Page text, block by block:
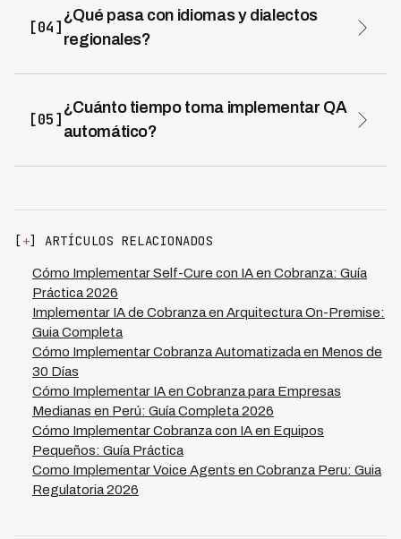
objetiva de top performers, protección contra
evaluaciones subjetivas. Implementaciones exitosas
enfocan QA como herramienta de desarrollo, no
[04]
¿Qué pasa con idiomas y dialectos
regionales?
STT y NLU están fine-tuned específicamente en
conversaciones de cobranza, logrando precisión
superior a modelos genéricos. La transcripción de
[05]
¿Cuánto tiempo toma implementar QA
automático?
entrenados pueden reducir el timeline a 3-4 semanas
para casos estándar, incluyendo integración,
[ +] ARTÍCULOS RELACIONADOS
Cómo Implementar Self-Cure con IA en Cobranza: Guía
Práctica 2026
Implementar IA de Cobranza en Arquitectura On-Premise:
Guia Completa
Cómo Implementar Cobranza Automatizada en Menos de
30 Días
Cómo Implementar IA en Cobranza para Empresas
Medianas en Perú: Guía Completa 2026
Cómo Implementar Cobranza con IA en Equipos
Pequeños: Guía Práctica
Como Implementar Voice Agents en Cobranza Peru: Guia
Regulatoria 2026